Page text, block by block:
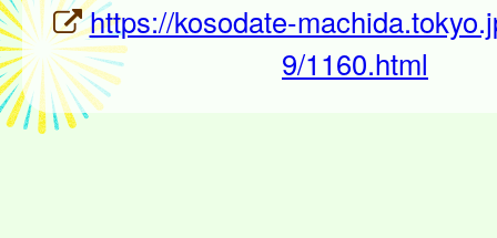
https://kosodate-
9/1160.html